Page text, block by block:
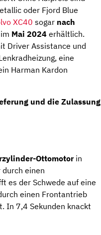
oder Fjord Blue
XC40 sogar nach
Mai 2024 erhältlich.
Driver Assistance und
eine
Harman Kardon
und die Zulassung
Ottomotorin
einen
es der Schwede auf eine
einen Frontantrieb
In 7,4 Sekunden knackt